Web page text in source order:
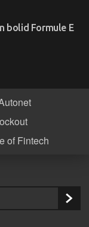
bolid Formule E
of Fintech